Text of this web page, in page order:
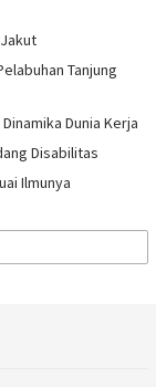
Tanjung
Dunia Kerja
Disabilitas
Ilmunya